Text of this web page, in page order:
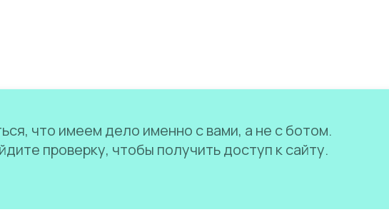
что имеем дело именно с вами, а не с ботом.
проверку, чтобы получить доступ к сайту.